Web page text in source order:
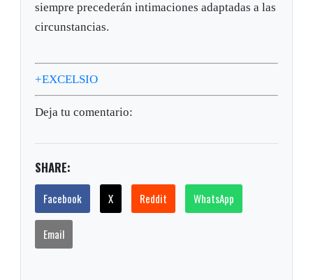
siempre precederán intimaciones adaptadas a las
circunstancias.
+EXCELSIO
Deja tu comentario:
SHARE:
Facebook X Reddit WhatsApp
Email